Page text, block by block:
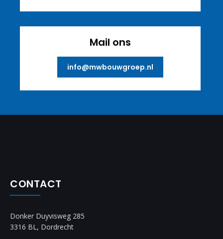
Mail ons
info@mwbouwgroep.nl
CONTACT
Donker Duyvisweg 285
3316 BL, Dordrecht